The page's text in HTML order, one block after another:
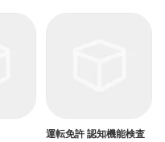
運転免許 認知機能検査